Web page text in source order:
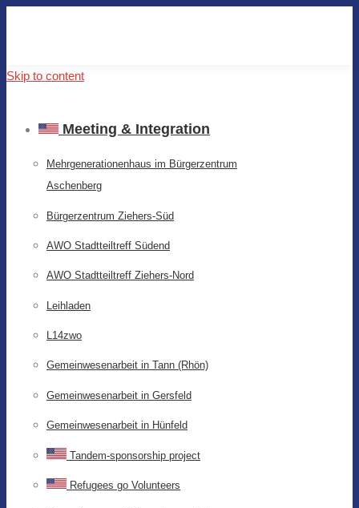
Skip to content
Meeting & Integration
Mehrgenerationenhaus im Bürgerzentrum
Aschenberg
Bürgerzentrum Ziehers-Süd
AWO Stadtteiltreff Südend
AWO Stadtteiltreff Ziehers-Nord
Leihladen
L14zwo
Gemeinwesenarbeit in Tann (Rhön)
Gemeinwesenarbeit in Gersfeld
Gemeinwesenarbeit in Hünfeld
Tandem-sponsorship project
Refugees go Volunteers